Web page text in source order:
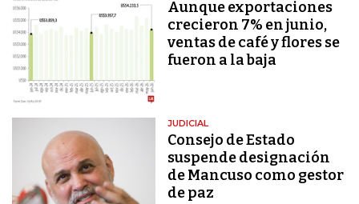
Aunque exportaciones
crecieron 7% en junio,
ventas de café y flores se
fueron a la baja
JUDICIAL
Consejo de Estado
suspende designación
de Mancuso como gestor
de paz